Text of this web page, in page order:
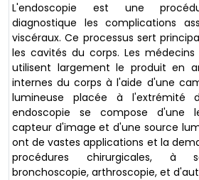
L'endoscopie est une
diagnostique les complications
viscéraux. Ce processus sert
les cavités du corps. Les
utilisent largement le produit en
internes du corps à l'aide d'une
lumineuse placée à l'extrémité
endoscopie se compose d'une
capteur d'image et d'une source
ont de vastes applications et la
procédures chirurgicales, à
bronchoscopie, arthroscopie, et